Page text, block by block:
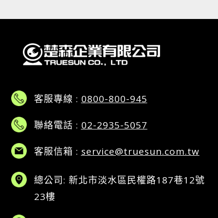
客服專線 : 0800-800-945
聯絡電話 : 02-2935-5057
客服信箱 : service@truesun.com.tw
總公司: 新北市淡水區民權路187巷12號
23樓